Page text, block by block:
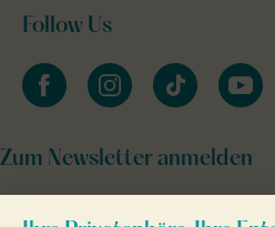
Follow Us
facebookinstagramtiktok youtube
Zum Newsletter anmelden